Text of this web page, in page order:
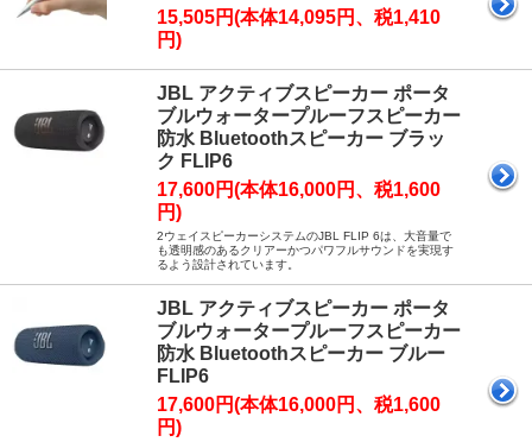
15,505円(本体14,095円、税1,410
円)
JBL アクティブスピーカー ポータ
ブルウォータープルーフスピーカー
防水 Bluetoothスピーカー ブラッ
ク FLIP6
17,600円(本体16,000円、税1,600
円)
2ウェイスピーカーシステムのJBL FLIP 6は、大音量で
も透明感のあるクリアーかつパワフルサウンドを実現す
るよう設計されています。
JBL アクティブスピーカー ポータ
ブルウォータープルーフスピーカー
防水 Bluetoothスピーカー ブルー
FLIP6
17,600円(本体16,000円、税1,600
円)